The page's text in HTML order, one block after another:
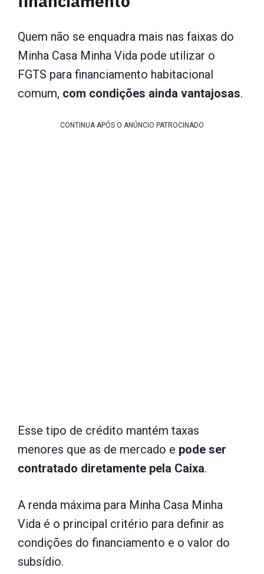
Quem não se enquadra mais nas faixas do
Minha Casa Minha Vida pode utilizar o
FGTS para financiamento habitacional
comum, com condições ainda vantajosas.
CONTINUA APÓS O ANÚNCIO PATROCINADO
Esse tipo de crédito mantém taxas
menores que as de mercado e pode ser
contratado diretamente pela Caixa.
A renda máxima para Minha Casa Minha
Vida é o principal critério para definir as
condições do financiamento e o valor do
subsídio.